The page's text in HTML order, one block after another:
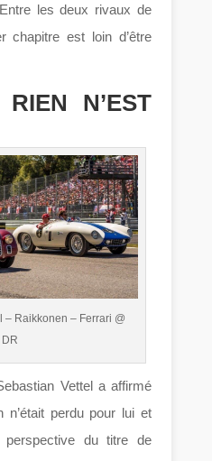
les deux rivaux de
chapitre est loin d’être
N’EST
– Raikkonen – Ferrari @
DR
Vettel a affirmé
n’était perdu pour lui et
du titre de